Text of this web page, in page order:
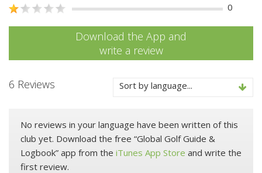
0
Download the App and
write a review
6 Reviews Sort by language...
No reviews in your language have been written of this
club yet. Download the free “Global Golf Guide &
Logbook” app from the iTunes App Store and write the
first review.